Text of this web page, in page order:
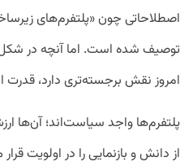
اصطلاحاتی چون «پلتفرم‌های
توصیف شده است. اما آنچه در
امروز نقش برجسته‌تری دارد، قدرت
پلتفرم‌ها واجد سیاست‌اند؛ آن‌ها
از دانش و بازنمایی را در اولویت